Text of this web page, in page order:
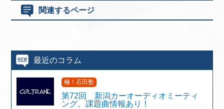
関連するページ
最近のコラム
極！石田塾
第72回 新潟カーオーディオミーティ
ング。課題曲情報あり！